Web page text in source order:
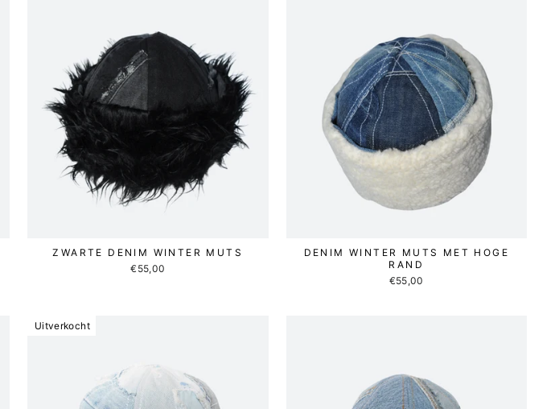
ZWARTE DENIM WINTER MUTS
€55,00
DENIM WINTER MUTS MET HOGE
RAND
€55,00
Uitverkocht